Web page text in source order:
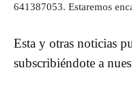
641387053. Estaremos
Esta y otras noticias
subscribiéndote a